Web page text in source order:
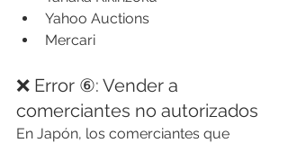
Yahoo Auctions
Mercari
❌ Error ⑥: Vender a
comerciantes no autorizados
En Japón, los comerciantes que